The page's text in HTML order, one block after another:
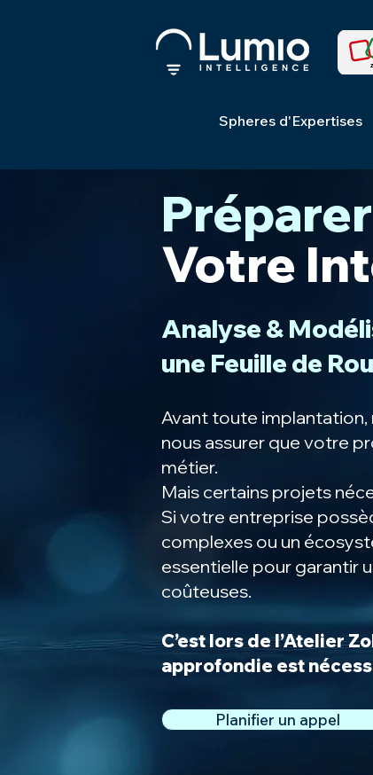
Spheres d'Expertises
Préparer
Votre
Analyse &
une Feuille de
Avant toute implantation,
nous assurer que votre
métier.
​Mais certains projets
Si votre entreprise
complexes ou un
essentielle pour garantir
coûteuses.
C’est lors de l’Atelier
approfondie est
Planifier un appel